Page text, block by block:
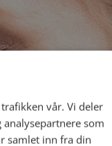
Bli
er en: Mann
vår. Vi deler
som
samlet inn fra din